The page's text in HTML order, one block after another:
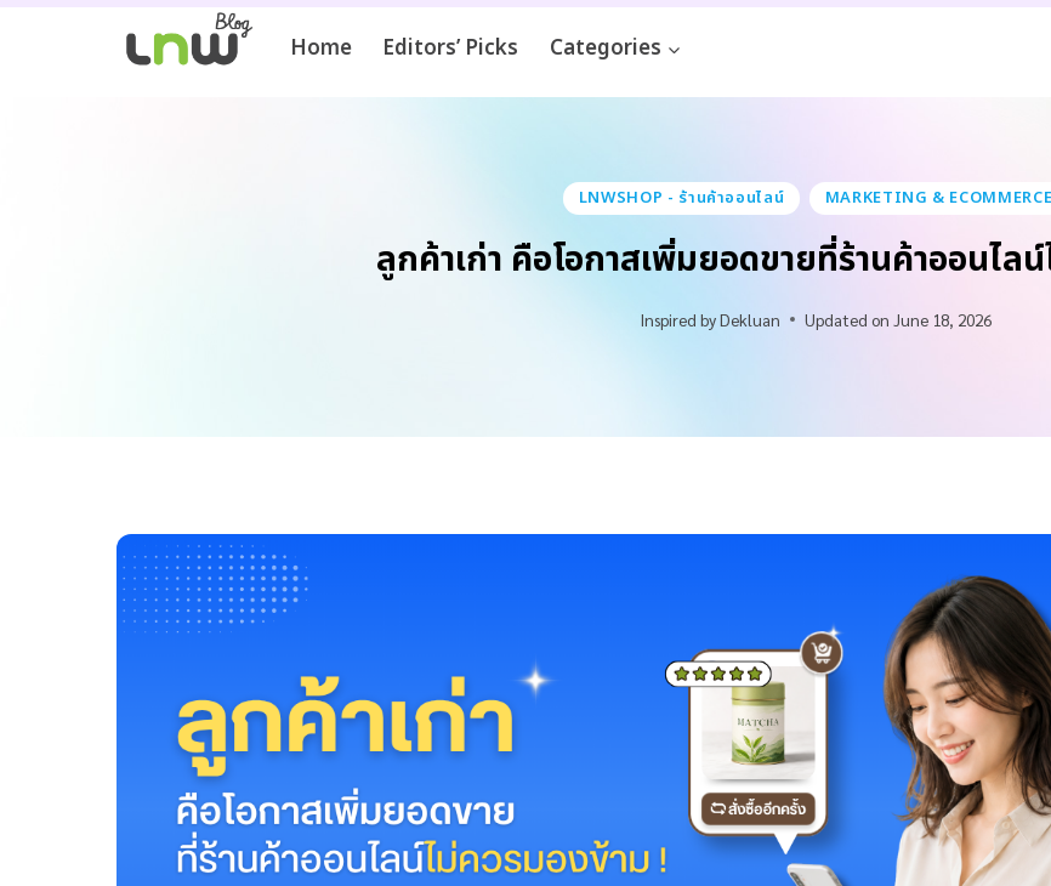
Home Editors’ Picks Categories
LNWSHOP - ร้านค้าออนไลน์ MARKETING & ECOMMERCE
ลูกค้าเก่า คือโอกาสเพิ่มยอดขายที่ร้านค้าออนไล
Inspired byDekluan Updated on June 18, 2026